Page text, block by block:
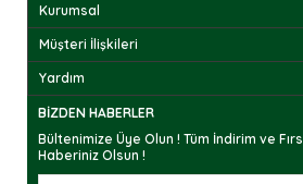
Kurumsal
Müşteri İlişkileri
Yardım
BIZDEN HABERLER
Bültenimize Üye Olun ! Tüm İndirim ve
Haberiniz Olsun !